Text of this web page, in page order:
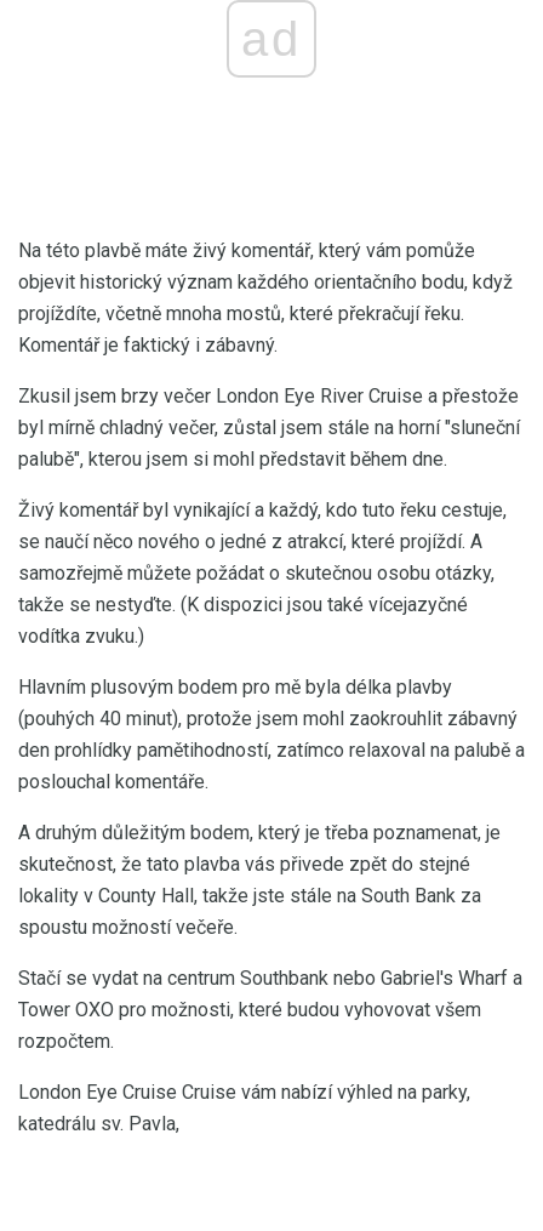
ad
Na této plavbě máte živý komentář, který vám pomůže
objevit historický význam každého orientačního bodu, když
projíždíte, včetně mnoha mostů, které překračují řeku.
Komentář je faktický i zábavný.
Zkusil jsem brzy večer London Eye River Cruise a přestože
byl mírně chladný večer, zůstal jsem stále na horní "sluneční
palubě", kterou jsem si mohl představit během dne.
Živý komentář byl vynikající a každý, kdo tuto řeku cestuje,
se naučí něco nového o jedné z atrakcí, které projíždí. A
samozřejmě můžete požádat o skutečnou osobu otázky,
takže se nestyďte. (K dispozici jsou také vícejazyčné
vodítka zvuku.)
Hlavním plusovým bodem pro mě byla délka plavby
(pouhých 40 minut), protože jsem mohl zaokrouhlit zábavný
den prohlídky pamětihodností, zatímco relaxoval na palubě a
poslouchal komentáře.
A druhým důležitým bodem, který je třeba poznamenat, je
skutečnost, že tato plavba vás přivede zpět do stejné
lokality v County Hall, takže jste stále na South Bank za
spoustu možností večeře.
Stačí se vydat na centrum Southbank nebo Gabriel's Wharf a
Tower OXO pro možnosti, které budou vyhovovat všem
rozpočtem.
London Eye Cruise Cruise vám nabízí výhled na parky,
katedrálu sv. Pavla,